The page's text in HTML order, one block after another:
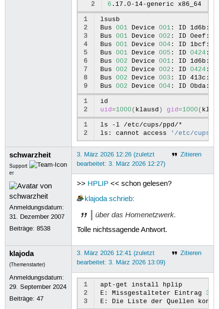
49
50
51
52
53
54
Invocation:
Triggers: ● cups.service
Mär 03 07:59:04
klaus-
Warning:
The unit file,
Hint:
Some lines were
2 6 .17.0-14-generic
1
2
3
4
5
6
7
8
9
lsusb
Bus
001 Device 001 : ID
Bus
001 Device 002 : ID
Bus
001 Device 004 : ID
Bus
001 Device 005 : ID 0424
Bus
002 Device 001 : ID
Bus
002 Device 002 : ID 0424
Bus
002 Device 003 : ID
Bus
002 Device 004 : ID
1
2
uid=1000 ( klausd ) gid=1000 (
1
2
ls -l
/etc/cups/ppd/*
ls:
cannot access '/etc/cups/
schwarzheit
Support
er
Anmeldungsdatum:
31. Dezember 2007
Beiträge:8538
Zitieren
3. März 2026 12:26 (zuletzt
bearbeitet: 3. März 2026 12:27)
>> HPLIP<< schon gelesen?
klajoda schrieb:
über das Homenetzwerk.
Tolle nichtssagende Antwort.
klajoda
(Themenstarter)
Anmeldungsdatum:
29. September 2024
Beiträge:47
Zitieren
3. März 2026 12:41 (zuletzt
bearbeitet: 3. März 2026 13:09)
1
2
3
apt-get install
hplip
E:
Missgestalteter Eintrag 3
E:
Die Liste der Quellen